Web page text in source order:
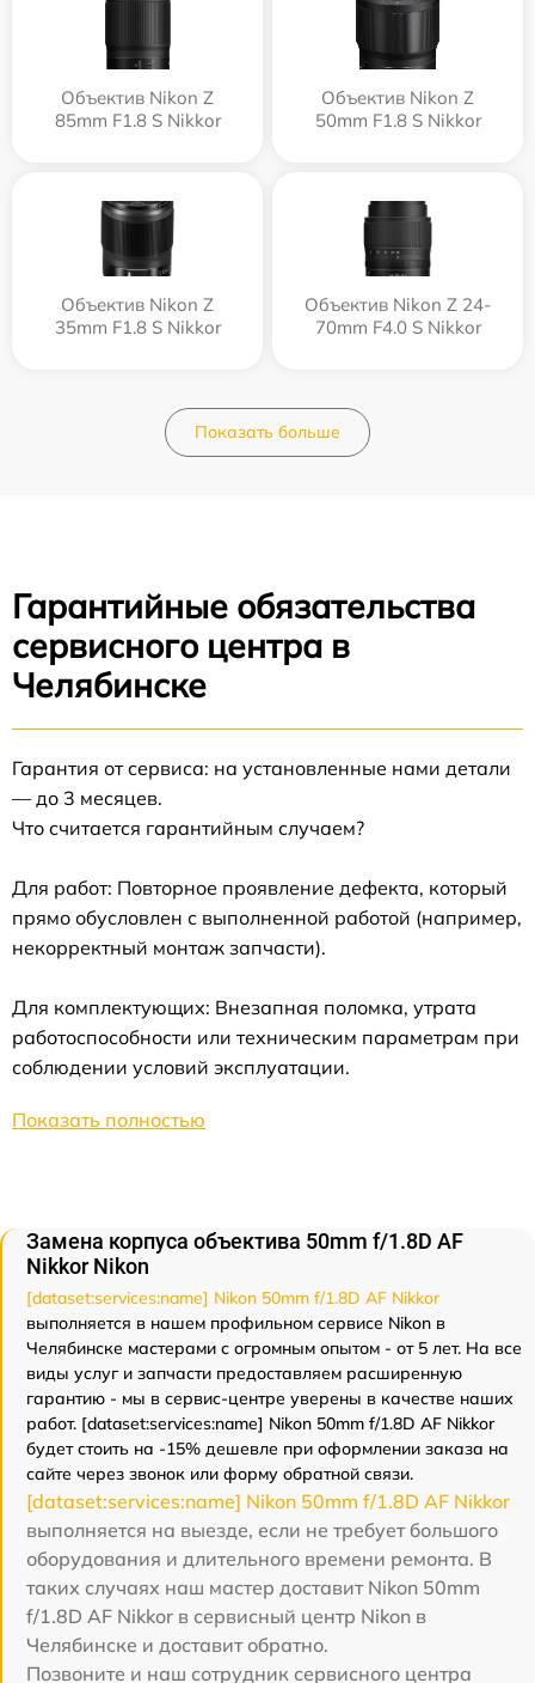
Объектив Nikon Z
85mm F1.8 S Nikkor
Объектив Nikon Z
50mm F1.8 S Nikkor
Объектив Nikon Z
35mm F1.8 S Nikkor
Объектив Nikon Z 24-
70mm F4.0 S Nikkor
Показать больше
Гарантийные обязательства
сервисного центра в
Челябинске
Гарантия от сервиса: на установленные нами детали
— до 3 месяцев.
Что считается гарантийным случаем?
Для работ: Повторное проявление дефекта, который
прямо обусловлен с выполненной работой (например,
некорректный монтаж запчасти).
Для комплектующих: Внезапная поломка, утрата
работоспособности или техническим параметрам при
соблюдении условий эксплуатации.
Показать полностью
Замена корпуса объектива 50mm f/1.8D AF
Nikkor Nikon
[dataset:services:name] Nikon 50mm f/1.8D AF Nikkor
выполняется в нашем профильном сервисе Nikon в
Челябинске мастерами с огромным опытом - от 5 лет. На все
виды услуг и запчасти предоставляем расширенную
гарантию - мы в сервис-центре уверены в качестве наших
работ. [dataset:services:name] Nikon 50mm f/1.8D AF Nikkor
будет стоить на -15% дешевле при оформлении заказа на
сайте через звонок или форму обратной связи.
[dataset:services:name] Nikon 50mm f/1.8D AF Nikkor
выполняется на выезде, если не требует большого
оборудования и длительного времени ремонта. В
таких случаях наш мастер доставит Nikon 50mm
f/1.8D AF Nikkor в сервисный центр Nikon в
Челябинске и доставит обратно.
Позвоните и наш сотрудник сервисного центра